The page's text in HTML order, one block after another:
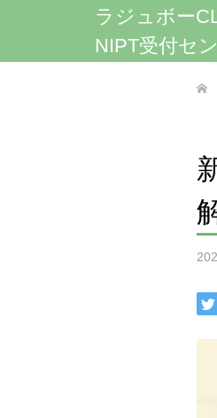
ラジュボー
NIPT受付セ